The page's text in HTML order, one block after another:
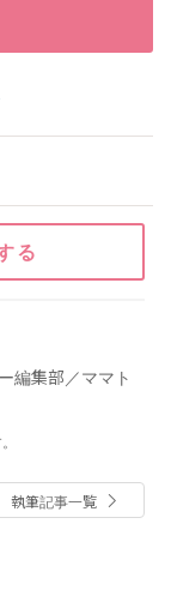
る
編集部／ママト
執筆記事一覧